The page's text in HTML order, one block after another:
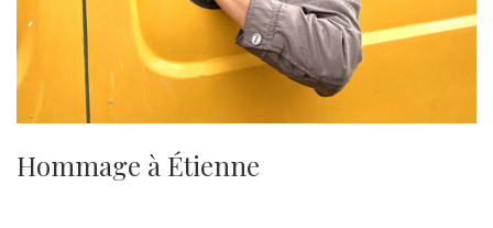
Hommage à Étienne